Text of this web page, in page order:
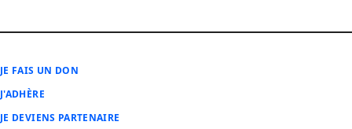
JE FAIS UN DON
J'ADHÈRE
JE DEVIENS PARTENAIRE